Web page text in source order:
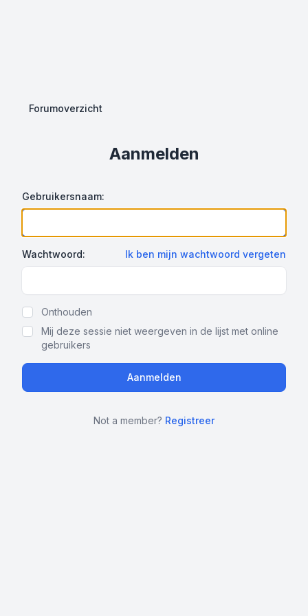
Forumoverzicht
Aanmelden
Gebruikersnaam:
Wachtwoord: Ik ben mijn wachtwoord vergeten
Onthouden
Mij deze sessie niet weergeven in de lijst met online
gebruikers
Not a member? Registreer